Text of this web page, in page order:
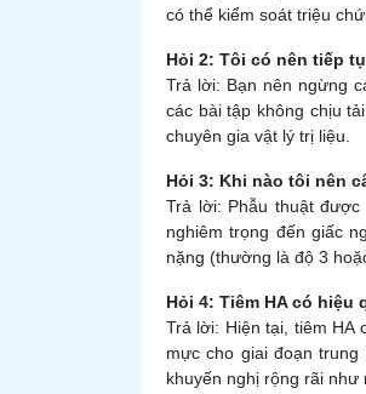
có thể kiểm soát triệu
Hỏi 2: Tôi có nên tiếp
Trả lời: Bạn nên ngừng
các bài tập không chịu
chuyên gia vật lý trị liệu.
Hỏi 3: Khi nào tôi nên
Trả lời: Phẫu thuật
nghiêm trọng đến giấc
nặng (thường là độ 3
Hỏi 4: Tiêm HA có hiệu
Trả lời: Hiện tại, tiêm HA
mực cho giai đoạn
khuyến nghị rộng rãi như